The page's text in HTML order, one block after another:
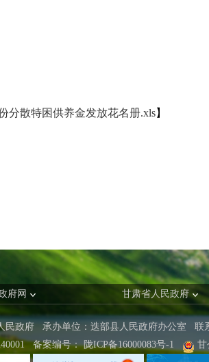
分散特困供养金发放花名册.xls】
府网 甘肃省人民政府
民政府 承办单位：迭部县人民政府办公室 联
备案编号： 陇ICP备16000083号-1 甘